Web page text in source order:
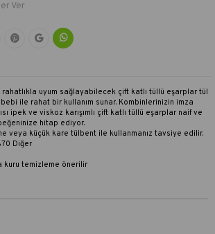
Ver
uyum sağlayabilecek çift katlı tüllü eşarplar tül
ile rahat bir kullanım sunar. Kombinlerinizin imza
ipek ve viskoz karışımlı çift katlı tüllü eşarplar naif ve
hitap ediyor.
veya küçük kare tülbent ile kullanmanız tavsiye edilir.
Diğer
kuru temizleme önerilir